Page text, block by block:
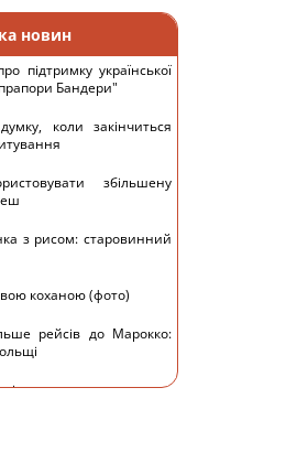
новин
підтримку української
Бандери"
коли закінчиться
збільшену
з рисом: старовинний
коханою (фото)
рейсів до Марокко:
- велика помилка: що з